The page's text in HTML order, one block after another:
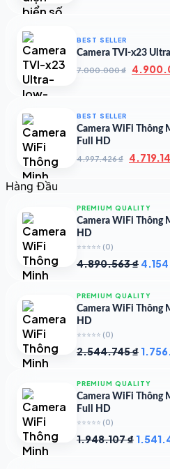
BEST SELLER
Camera TVI-x23
7.000.000₫
Giá
BEST SELLER
Camera WiFi Thông
Full HD
4.997.426₫
Giá
Hàng Đầu
PREMIUM QUALITY
Camera WiFi Thông
HD
⭐⭐⭐⭐⭐ (0)
4.890.563₫ Giá
PREMIUM QUALITY
Camera WiFi Thông
HD
⭐⭐⭐⭐⭐ (0)
2.544.745₫ Giá
PREMIUM QUALITY
Camera WiFi Thông
Full HD
⭐⭐⭐⭐⭐ (0)
1.948.107₫ Giá